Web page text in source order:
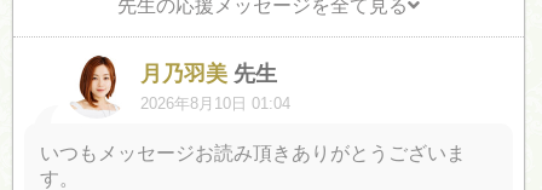
先生の応援メッセージを全て見る
月乃羽美 先生
2026年8月10日 01:04
いつもメッセージお読み頂きありがとうございま
す。